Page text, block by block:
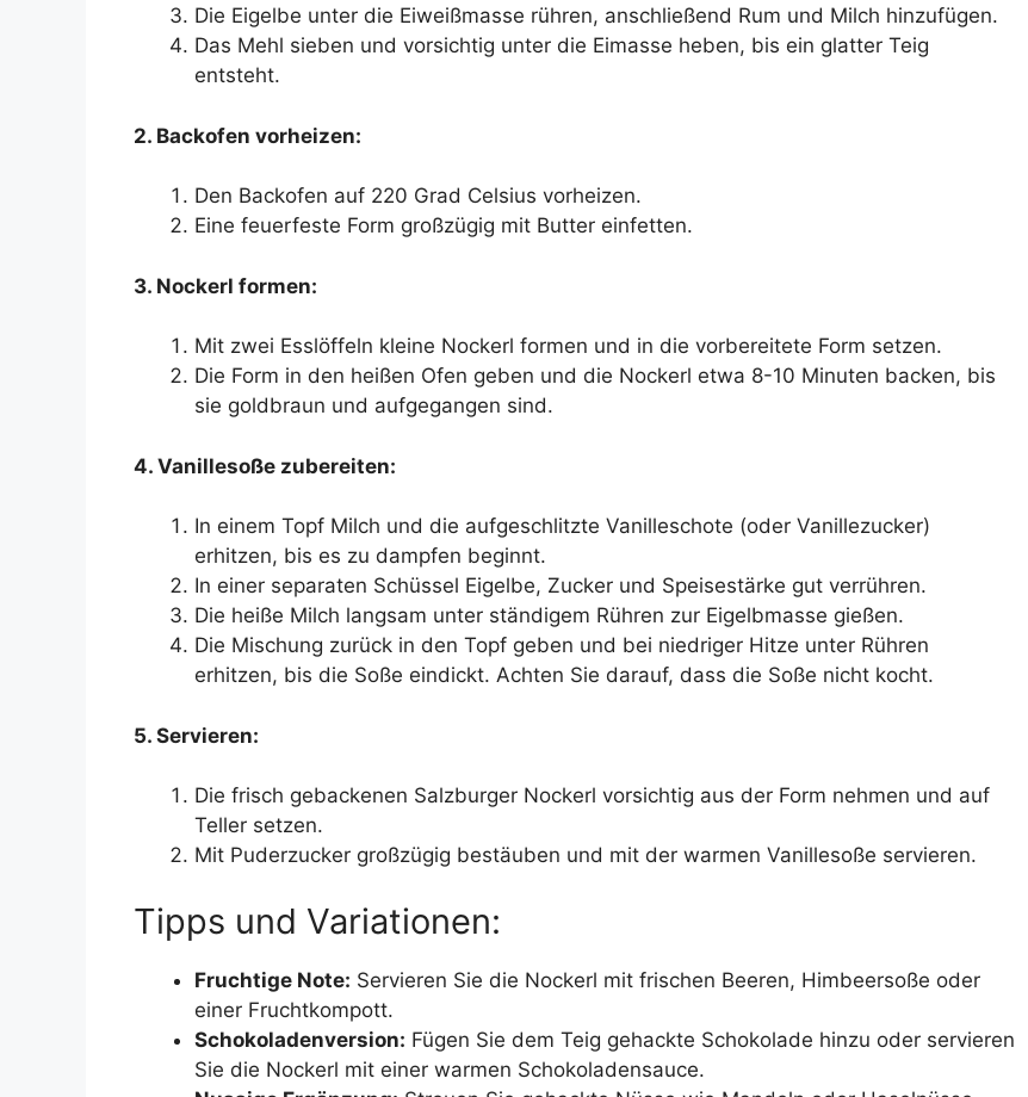
Die Eigelbe unter die Eiweißmasse rühren, anschließend Rum und Milch hinzufügen.
Das Mehl sieben und vorsichtig unter die Eimasse heben, bis ein glatter Teig
entsteht.
2. Backofen vorheizen:
Den Backofen auf 220 Grad Celsius vorheizen.
Eine feuerfeste Form großzügig mit Butter einfetten.
3. Nockerl formen:
Mit zwei Esslöffeln kleine Nockerl formen und in die vorbereitete Form setzen.
Die Form in den heißen Ofen geben und die Nockerl etwa 8-10 Minuten backen, bis
sie goldbraun und aufgegangen sind.
4. Vanillesoße zubereiten:
In einem Topf Milch und die aufgeschlitzte Vanilleschote (oder Vanillezucker)
erhitzen, bis es zu dampfen beginnt.
In einer separaten Schüssel Eigelbe, Zucker und Speisestärke gut verrühren.
Die heiße Milch langsam unter ständigem Rühren zur Eigelbmasse gießen.
Die Mischung zurück in den Topf geben und bei niedriger Hitze unter Rühren
erhitzen, bis die Soße eindickt. Achten Sie darauf, dass die Soße nicht kocht.
5. Servieren:
Die frisch gebackenen Salzburger Nockerl vorsichtig aus der Form nehmen und auf
Teller setzen.
Mit Puderzucker großzügig bestäuben und mit der warmen Vanillesoße servieren.
Tipps und Variationen:
Fruchtige Note: Servieren Sie die Nockerl mit frischen Beeren, Himbeersoße oder
einer Fruchtkompott.
Schokoladenversion: Fügen Sie dem Teig gehackte Schokolade hinzu oder servieren
Sie die Nockerl mit einer warmen Schokoladensauce.